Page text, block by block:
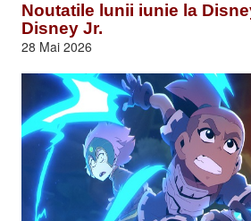
Noutatile lunii iunie la
Disney Jr.
28 Mai 2026